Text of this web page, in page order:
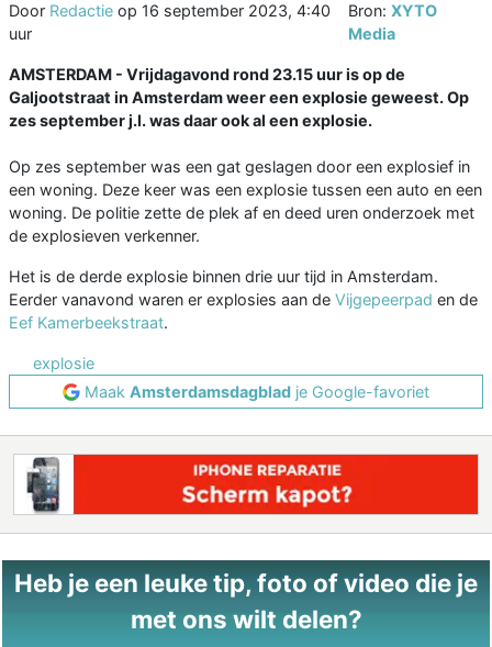
Door Redactie op 16 september 2023, 4:40
uur
Bron: XYTO
Media
AMSTERDAM - Vrijdagavond rond 23.15 uur is op de
Galjootstraat in Amsterdam weer een explosie geweest. Op
zes september j.l. was daar ook al een explosie.
Op zes september was een gat geslagen door een explosief in
een woning. Deze keer was een explosie tussen een auto en een
woning. De politie zette de plek af en deed uren onderzoek met
de explosieven verkenner.
Het is de derde explosie binnen drie uur tijd in Amsterdam.
Eerder vanavond waren er explosies aan de Vijgepeerpad en de
Eef Kamerbeekstraat.
explosie
Maak Amsterdamsdagblad je Google-favoriet
Heb je een leuke tip, foto of video die je
met ons wilt delen?